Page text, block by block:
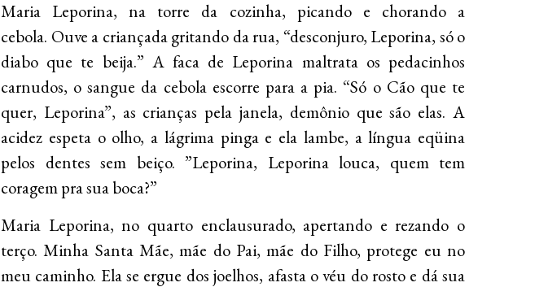
Maria Leporina, na torre da cozinha, picando e chorando a
cebola. Ouve a criançada gritando da rua, “desconjuro, Leporina, só o
diabo que te beija.” A faca de Leporina maltrata os pedacinhos
carnudos, o sangue da cebola escorre para a pia. “Só o Cão que te
quer, Leporina”, as crianças pela janela, demônio que são elas. A
acidez espeta o olho, a lágrima pinga e ela lambe, a língua eqüina
pelos dentes sem beiço. ”Leporina, Leporina louca, quem tem
coragem pra sua boca?”
Maria Leporina, no quarto enclausurado, apertando e rezando o
terço. Minha Santa Mãe, mãe do Pai, mãe do Filho, protege eu no
meu caminho. Ela se ergue dos joelhos, afasta o véu do rosto e dá sua